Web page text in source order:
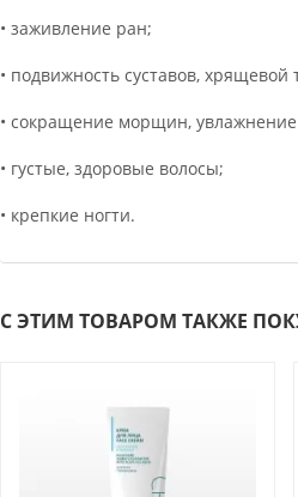
• заживление ран;
• подвижность суставов, хрящевой
• сокращение морщин,
• густые, здоровые волосы;
• крепкие ногти.
С ЭТИМ ТОВАРОМ ТАКЖЕ